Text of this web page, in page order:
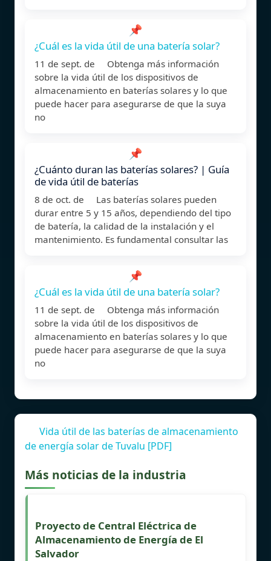
📌
¿Cuál es la vida útil de una batería solar?
11 de sept. de Obtenga más información
sobre la vida útil de los dispositivos de
almacenamiento en baterías solares y lo que
puede hacer para asegurarse de que la suya
no
📌
¿Cuánto duran las baterías solares? | Guía
de vida útil de baterías
8 de oct. de Las baterías solares pueden
durar entre 5 y 15 años, dependiendo del tipo
de batería, la calidad de la instalación y el
mantenimiento. Es fundamental consultar las
📌
¿Cuál es la vida útil de una batería solar?
11 de sept. de Obtenga más información
sobre la vida útil de los dispositivos de
almacenamiento en baterías solares y lo que
puede hacer para asegurarse de que la suya
no
Vida útil de las baterías de almacenamiento
de energía solar de Tuvalu [PDF]
Más noticias de la industria
Proyecto de Central Eléctrica de
Almacenamiento de Energía de El
Salvador